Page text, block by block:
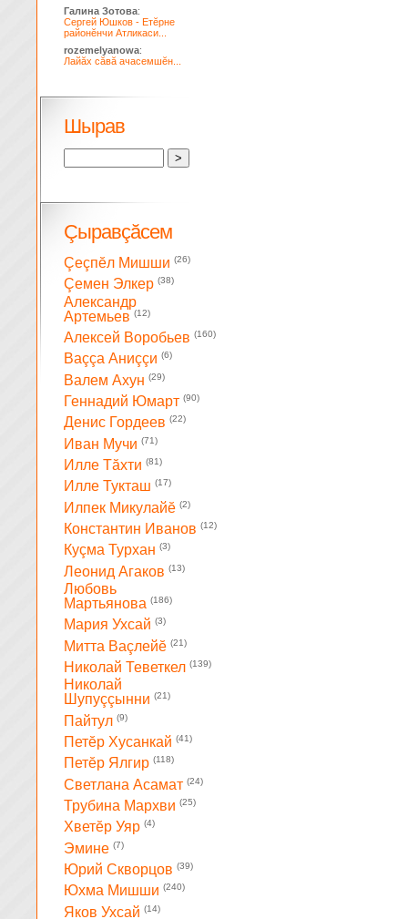
Галина Зотова:
Сергей Юшков - Етĕрне
районĕнчи Атликаси...
rozemelyanowa:
Лайăх сăвă ачасемшĕн...
Шырав
Çыравçăсем
Çеçпĕл Мишши (26)
Çемен Элкер (38)
Александр
Артемьев (12)
Алексей Воробьев (160)
Ваççа Аниççи (6)
Валем Ахун (29)
Геннадий Юмарт (90)
Денис Гордеев (22)
Иван Мучи (71)
Илле Тăхти (81)
Илле Тукташ (17)
Илпек Микулайĕ (2)
Константин Иванов (12)
Куçма Турхан (3)
Леонид Агаков (13)
Любовь
Мартьянова (186)
Мария Ухсай (3)
Митта Ваçлейĕ (21)
Николай Теветкел (139)
Николай
Шупуççынни (21)
Пайтул (9)
Петĕр Хусанкай (41)
Петĕр Ялгир (118)
Светлана Асамат (24)
Трубина Мархви (25)
Хветĕр Уяр (4)
Эмине (7)
Юрий Скворцов (39)
Юхма Мишши (240)
Яков Ухсай (14)